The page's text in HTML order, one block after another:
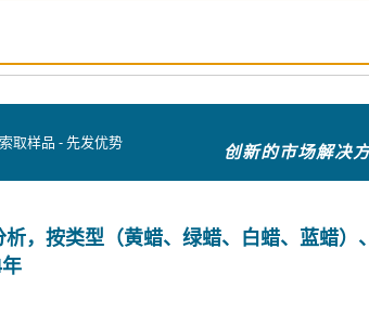
索取样品 - 先发优势 创新的市场解决
，按类型（黄蜡、绿蜡、白蜡、蓝蜡）